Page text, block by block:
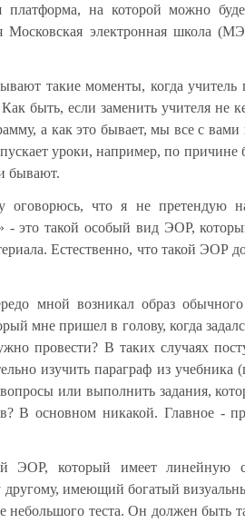
на которой можно
Московская электронная школа
такие моменты, когда учитель
быть, если заменить учителя не
а как это бывает, мы все с
уроки, например, по причине
бывают.
что я не претендую на
- это такой особый вид ЭОР,
Естественно, что такой ЭОР
мной возникал образ
мне пришел в голову, когда
провести? В таких случаях
изучить параграф из учебника
или выполнить задания,
В основном никакой. Главное -
ЭОР, который имеет линейную
имеющий богатый
небольшого теста. Он должен быть